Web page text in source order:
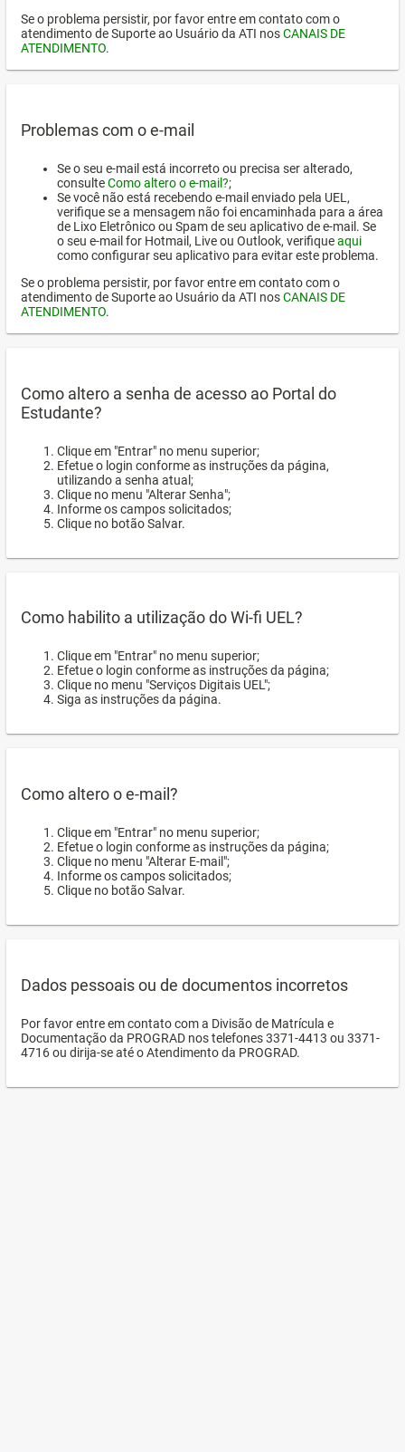
Se o problema persistir, por favor entre em contato com o
atendimento de Suporte ao Usuário da ATI nosCANAIS DE
ATENDIMENTO.
Problemas com o e-mail
Se o seu e-mail está incorreto ou precisa ser alterado,
consulteComo altero o e-mail?;
Se você não está recebendo e-mail enviado pela UEL,
verifique se a mensagem não foi encaminhada para a área
de Lixo Eletrônico ou Spam de seu aplicativo de e-mail. Se
o seu e-mail for Hotmail, Live ou Outlook, verifiqueaqui
como configurar seu aplicativo para evitar este problema.
Se o problema persistir, por favor entre em contato com o
atendimento de Suporte ao Usuário da ATI nosCANAIS DE
ATENDIMENTO.
Como altero a senha de acesso ao Portal do
Estudante?
Clique em "Entrar" no menu superior;
Efetue o login conforme as instruções da página,
utilizando a senha atual;
Clique no menu "Alterar Senha";
Informe os campos solicitados;
Clique no botão Salvar.
Como habilito a utilização do Wi-fi UEL?
Clique em "Entrar" no menu superior;
Efetue o login conforme as instruções da página;
Clique no menu "Serviços Digitais UEL";
Siga as instruções da página.
Como altero o e-mail?
Clique em "Entrar" no menu superior;
Efetue o login conforme as instruções da página;
Clique no menu "Alterar E-mail";
Informe os campos solicitados;
Clique no botão Salvar.
Dados pessoais ou de documentos incorretos
Por favor entre em contato com a Divisão de Matrícula e
Documentação da PROGRAD nos telefones 3371-4413 ou 3371-
4716 ou dirija-se até o Atendimento da PROGRAD.